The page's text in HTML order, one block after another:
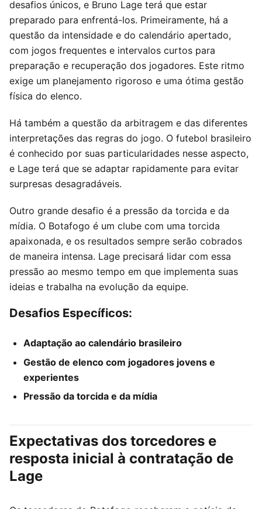
desafios únicos, e Bruno Lage terá que estar
preparado para enfrentá-los. Primeiramente, há a
questão da intensidade e do calendário apertado,
com jogos frequentes e intervalos curtos para
preparação e recuperação dos jogadores. Este ritmo
exige um planejamento rigoroso e uma ótima gestão
física do elenco.
Há também a questão da arbitragem e das diferentes
interpretações das regras do jogo. O futebol brasileiro
é conhecido por suas particularidades nesse aspecto,
e Lage terá que se adaptar rapidamente para evitar
surpresas desagradáveis.
Outro grande desafio é a pressão da torcida e da
mídia. O Botafogo é um clube com uma torcida
apaixonada, e os resultados sempre serão cobrados
de maneira intensa. Lage precisará lidar com essa
pressão ao mesmo tempo em que implementa suas
ideias e trabalha na evolução da equipe.
Desafios Específicos:
Adaptação ao calendário brasileiro
Gestão de elenco com jogadores jovens e
experientes
Pressão da torcida e da mídia
Expectativas dos torcedores e
resposta inicial à contratação de
Lage